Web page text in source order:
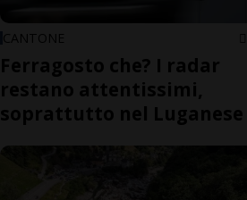
CANTONE
Ferragosto che? I radar
restano attentissimi,
soprattutto nel Luganese